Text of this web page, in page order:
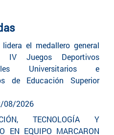
el medallero general
Juegos Deportivos
Universitarios e
de Educación Superior
08/2026
TECNOLOGÍA Y
EN EQUIPO MARCARON